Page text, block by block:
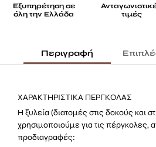
Εξυπηρέτηση σε
όλη την Ελλάδα
τιμές
Περιγραφή
ΧΑΡΑΚΤΗΡΙΣΤΙΚΑ ΠΕΡΓΚΟΛΑΣ
Η ξυλεία (διατομές στις δοκούς και
χρησιμοποιούμε για τις πέργκολες,
προδιαγραφές: